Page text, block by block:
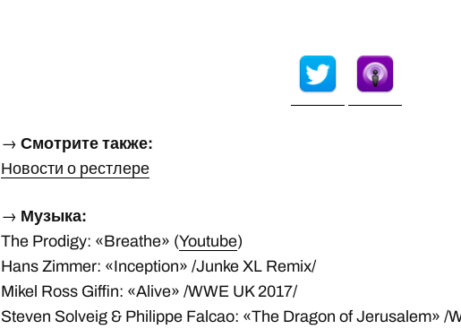
→Смотрите также:
Новости о рестлере
→ Музыка:
The Prodigy: «Breathe» (Youtube)
Hans Zimmer: «Inception» /Junke XL Remix/
Mikel Ross Giffin: «Alive» /WWE UK 2017/
Steven Solveig & Philippe Falcao: «The Dragon of Jerusalem» /